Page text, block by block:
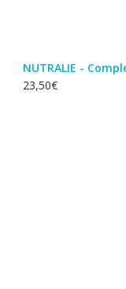
NUTRALIE -
23,50€